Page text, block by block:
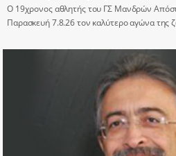
Ο 19χρονος αθλητής του ΓΣ Μανδρών
Παρασκευή 7.8.26 τον καλύτερο αγώνα της